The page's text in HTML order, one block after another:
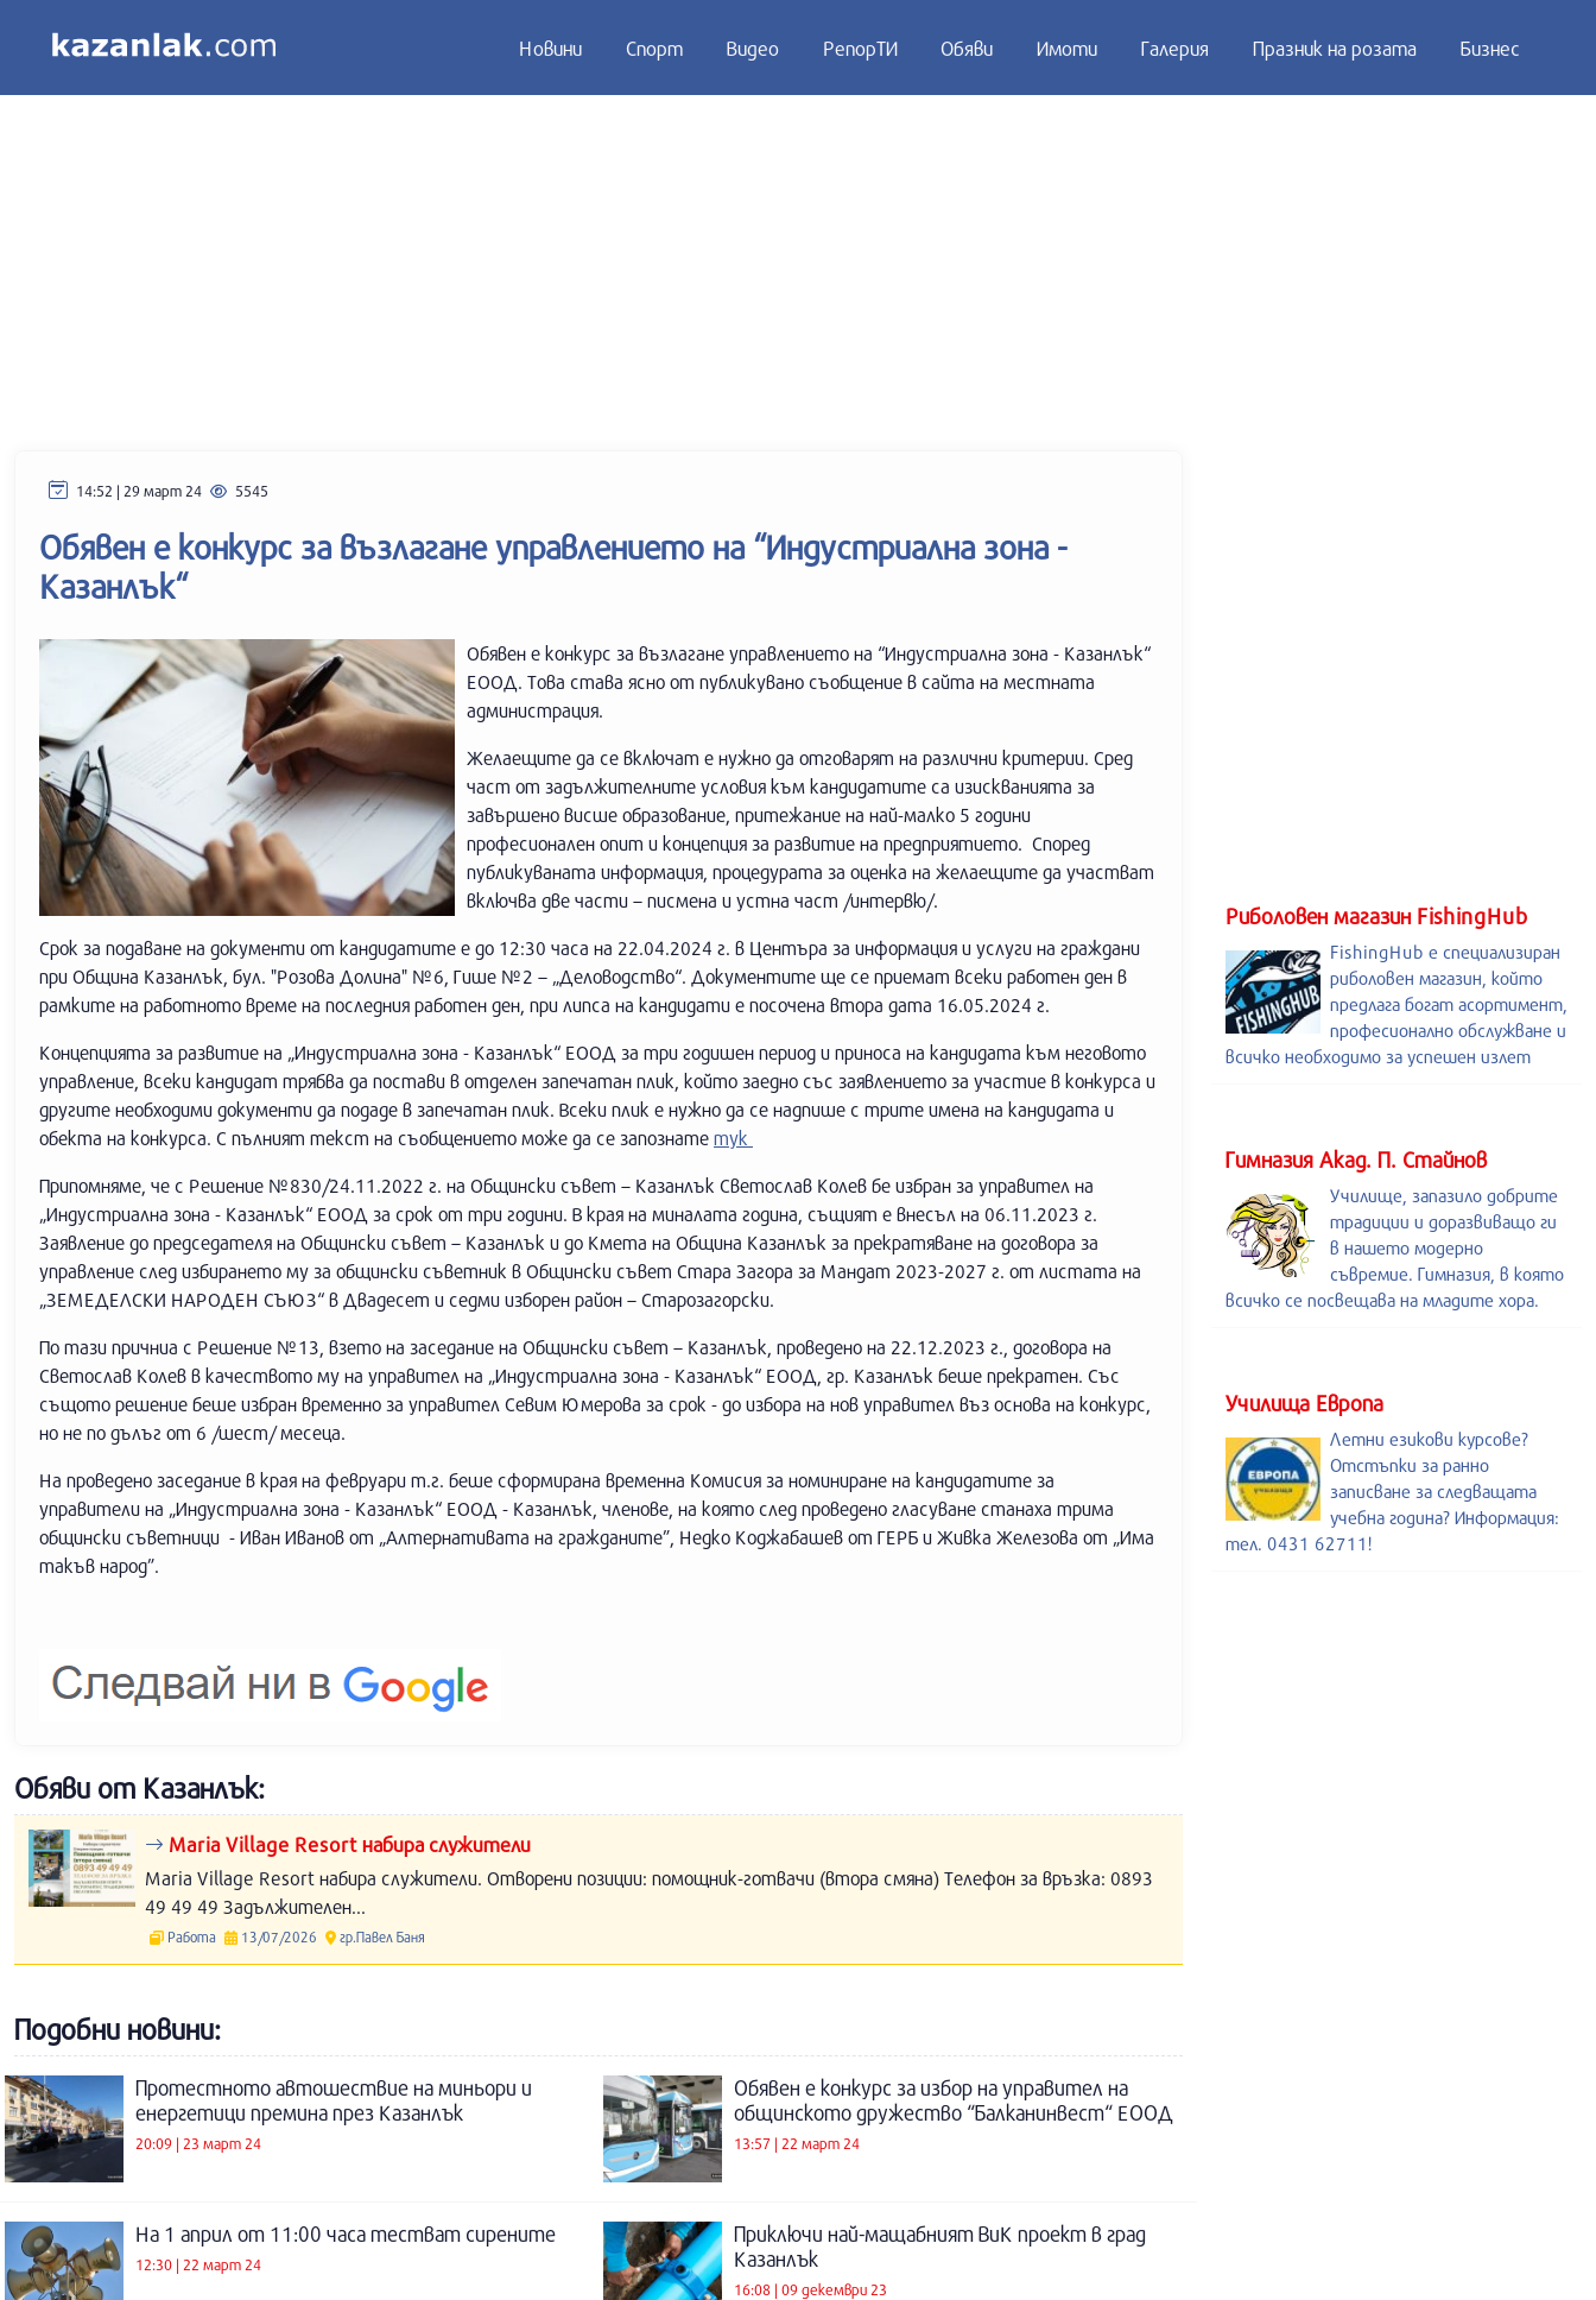
Новини Спорт Видео РепорТИ Обяви Имоти Галерия Празник на розата Бизнес
14:52 | 29 март 24 5545
Обявен е конкурс за възлагане управлението на “Индустриална зона -
Казанлък“
Обявен е конкурс за възлагане управлението на “Индустриална зона - Казанлък“
ЕООД. Това става ясно от публикувано съобщение в сайта на местната
администрация.
Желаещите да се включат е нужно да отговарят на различни критерии. Сред
част от задължителните условия към кандидатите са изискванията за
завършено висше образование, притежание на най-малко 5 години
професионален опит и концепция за развитие на предприятието. Според
публикуваната информация, процедурата за оценка на желаещите да участват
включва две части – писмена и устна част /интервю/.
Срок за подаване на документи от кандидатите е до 12:30 часа на 22.04.2024 г. в Центъра за информация и услуги на граждани
при Община Казанлък, бул. "Розова Долина" №6, Гише №2 – „Деловодство“. Документите ще се приемат всеки работен ден в
рамките на работното време на последния работен ден, при липса на кандидати е посочена втора дата 16.05.2024 г.
Концепцията за развитие на „Индустриална зона - Казанлък“ ЕООД за три годишен период и приноса на кандидата към неговото
управление, всеки кандидат трябва да постави в отделен запечатан плик, който заедно със заявлението за участие в конкурса и
другите необходими документи да подаде в запечатан плик. Всеки плик е нужно да се надпише с трите имена на кандидата и
обекта на конкурса. С пълният текст на съобщението може да се запознате тук
Припомняме, че с Решение №830/24.11.2022 г. на Общински съвет – Казанлък Светослав Колев бе избран за управител на
„Индустриална зона - Казанлък“ ЕООД за срок от три години. В края на миналата година, същият е внесъл на 06.11.2023 г.
Заявление до председателя на Общински съвет – Казанлък и до Кмета на Община Казанлък за прекратяване на договора за
управление след избирането му за общински съветник в Общински съвет Стара Загора за Мандат 2023-2027 г. от листата на
„ЗЕМЕДЕЛСКИ НАРОДЕН СЪЮЗ“ в Двадесет и седми изборен район – Старозагорски.
По тази причниа с Решение №13, взето на заседание на Общински съвет – Казанлък, проведено на 22.12.2023 г., договора на
Светослав Колев в качеството му на управител на „Индустриална зона - Казанлък“ ЕООД, гр. Казанлък беше прекратен. Със
същото решение беше избран временно за управител Севим Юмерова за срок - до избора на нов управител въз основа на конкурс,
но не по дълъг от 6 /шест/ месеца.
На проведено заседание в края на февруари т.г. беше сформирана временна Комисия за номиниране на кандидатите за
управители на „Индустриална зона - Казанлък“ ЕООД - Казанлък, членове, на която след проведено гласуване станаха трима
общински съветници - Иван Иванов от „Алтернативата на гражданите”, Недко Коджабашев от ГЕРБ и Живка Железова от „Има
такъв народ”.
Обяви от Казанлък:
Maria Village Resort набира служители
Maria Village Resort набира служители. Отворени позиции: помощник-готвачи (втора смяна) Телефон за връзка: 0893
49 49 49 Задължителен...
Работа 13/07/2026 гр.Павел Баня
Подобни новини:
Протестното автошествие на миньори и
енергетици премина през Казанлък
20:09 | 23 март 24
Обявен е конкурс за избор на управител на
общинското дружество “Балканинвест“ ЕООД
13:57 | 22 март 24
На 1 април от 11:00 часа тестват сирените
12:30 | 22 март 24
Приключи най-мащабният ВиК проект в град
Казанлък
16:08 | 09 декември 23
Риболовен магазин FishingHub
FishingHub е специализиран
риболовен магазин, който
предлага богат асортимент,
професионално обслужване и
всичко необходимо за успешен излет
Гимназия Акад. П. Стайнов
Училище, запазило добрите
традиции и доразвиващо ги
в нашето модерно
съвремие. Гимназия, в която
всичко се посвещава на младите хора.
Училища Европа
Летни езикови курсове?
Отстъпки за ранно
записване за следващата
учебна година? Информация:
тел. 0431 62711!